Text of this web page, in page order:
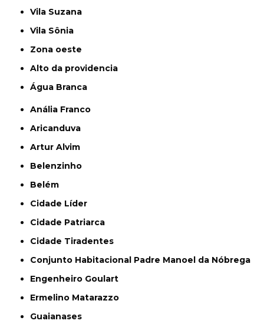
Vila Suzana
Vila Sônia
Zona oeste
alto da providencia
Água Branca
Anália Franco
Aricanduva
Artur Alvim
Belenzinho
Belém
Cidade Líder
Cidade Patriarca
Cidade Tiradentes
Conjunto Habitacional Padre Manoel da Nóbrega
Engenheiro Goulart
Ermelino Matarazzo
Guaianases